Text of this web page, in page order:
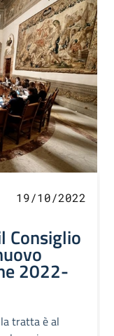
19/10/2022
Consiglio
2022-
tratta è al